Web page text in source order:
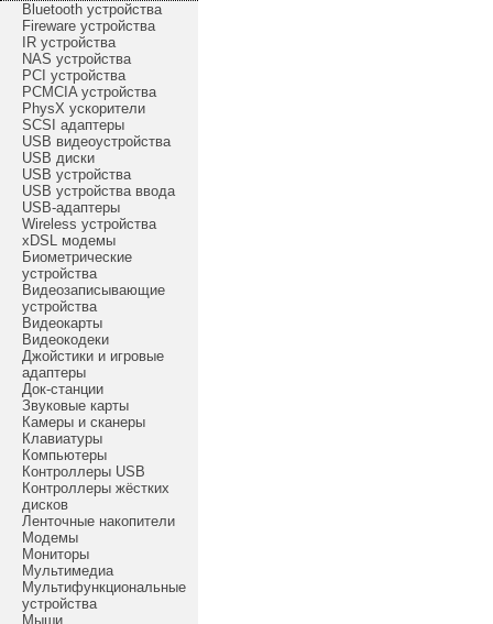
Bluetooth устройства
Fireware устройства
IR устройства
NAS устройства
PCI устройства
PCMCIA устройства
PhysX ускорители
SCSI адаптеры
USB видеоустройства
USB диски
USB устройства
USB устройства ввода
USB-адаптеры
Wireless устройства
xDSL модемы
Биометрические
устройства
Видеозаписывающие
устройства
Видеокарты
Видеокодеки
Джойстики и игровые
адаптеры
Док-станции
Звуковые карты
Камеры и сканеры
Клавиатуры
Компьютеры
Контроллеры USB
Контроллеры жёстких
дисков
Ленточные накопители
Модемы
Мониторы
Мультимедиа
Мультифункциональные
устройства
Мыши